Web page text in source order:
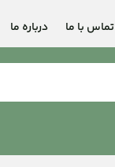
تماس با ما درباره ما